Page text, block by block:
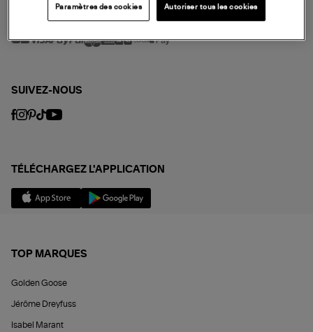
MODE DE PAIEMENT
SUIVEZ-NOUS
TÉLÉCHARGEZ L'APPLICATION
TOP MARQUES
Golden Goose
Jérôme Dreyfuss
Isabel Marant
Paramètres des cookies Autoriser tous les cookies